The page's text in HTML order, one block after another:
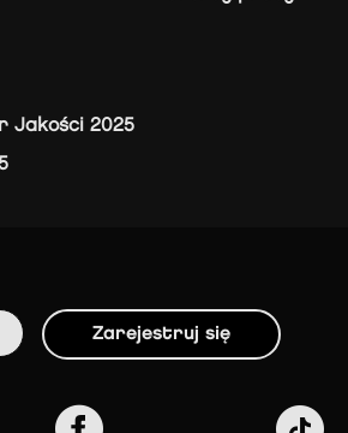
Jakości 2025
Zarejestruj się